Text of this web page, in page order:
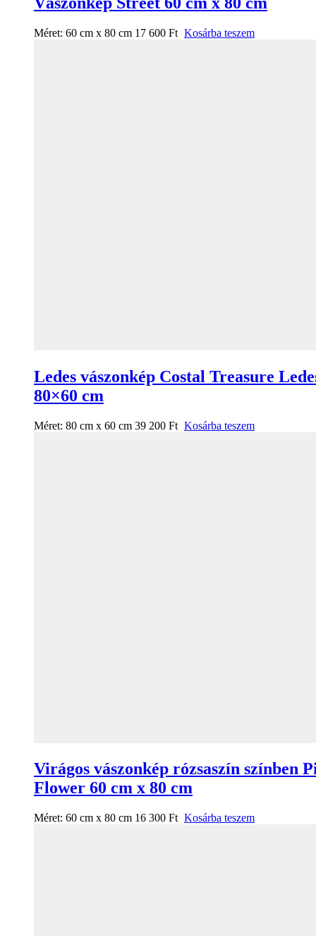
Méret: 60 cm x 80 cm 17 600 Ft Kosárba teszem
Ledes vászonkép Costal Treasure
80×60 cm
Méret: 80 cm x 60 cm 39 200 Ft Kosárba teszem
Virágos vászonkép rózsaszín színben
Flower 60 cm x 80 cm
Méret: 60 cm x 80 cm 16 300 Ft Kosárba teszem